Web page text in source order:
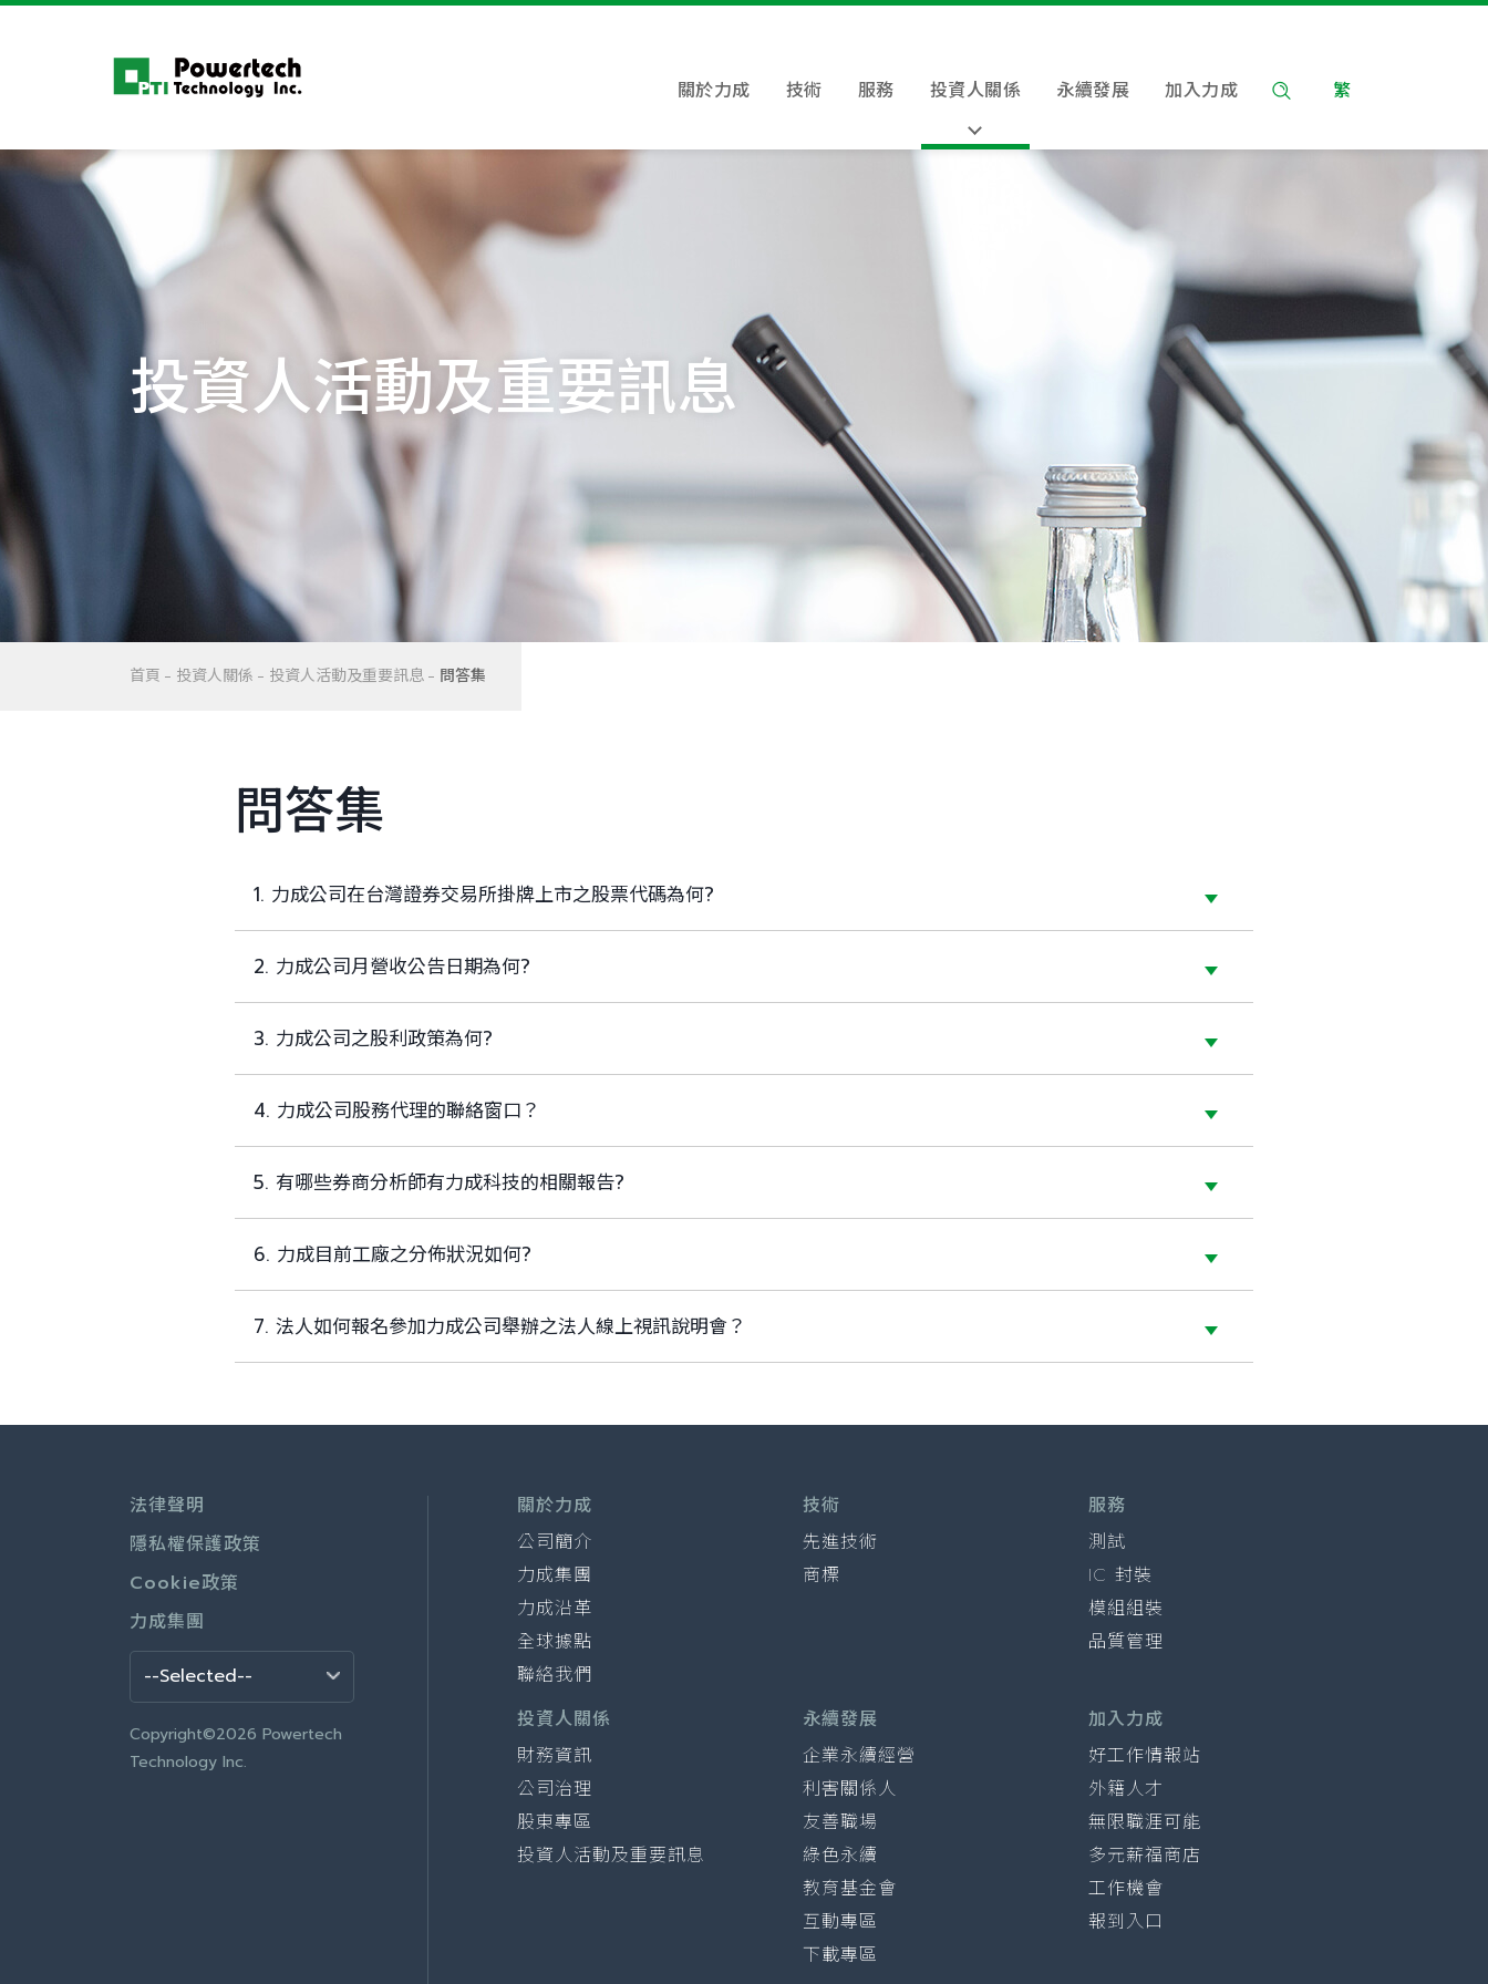
關於力成 技術 服務 投資人關係 永續發展 加入力成 繁
投資人活動及重要訊息
首頁 投資人關係 投資人活動及重要訊息 問答集
問答集
1. 力成公司在台灣證券交易所掛牌上市之股票代碼為何?
2. 力成公司月營收公告日期為何?
3. 力成公司之股利政策為何?
4. 力成公司股務代理的聯絡窗口？
5. 有哪些券商分析師有力成科技的相關報告?
6. 力成目前工廠之分佈狀況如何?
7. 法人如何報名參加力成公司舉辦之法人線上視訊說明會？
關於力成
公司簡介
力成集團
力成沿革
全球據點
聯絡我們
技術
先進技術
商標
服務
測試
IC 封裝
模組組裝
品質管理
投資人關係
財務資訊
公司治理
股東專區
投資人活動及重要訊息
永續發展
企業永續經營
利害關係人
友善職場
綠色永續
教育基金會
互動專區
下載專區
加入力成
好工作情報站
外籍人才
無限職涯可能
多元薪福商店
工作機會
報到入口
法律聲明
隱私權保護政策
Cookie政策
力成集團
Copyright©2026 Powertech
Technology Inc.